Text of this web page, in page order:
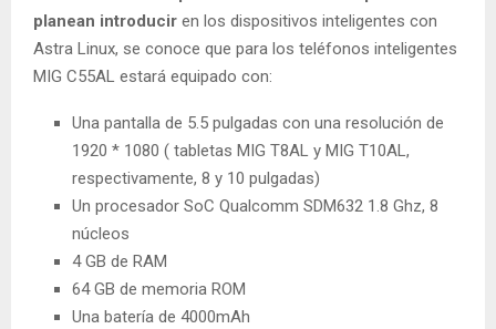
planean introducir en los dispositivos inteligentes con
Astra Linux, se conoce que para los teléfonos inteligentes
MIG C55AL estará equipado con:
Una pantalla de 5.5 pulgadas con una resolución de
1920 * 1080 ( tabletas MIG T8AL y MIG T10AL,
respectivamente, 8 y 10 pulgadas)
Un procesador SoC Qualcomm SDM632 1.8 Ghz, 8
núcleos
4 GB de RAM
64 GB de memoria ROM
Una batería de 4000mAh